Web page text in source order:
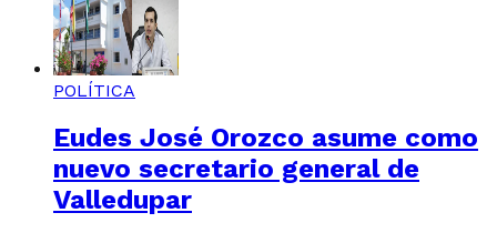
POLÍTICA
Eudes José Orozco asume como
nuevo secretario general de
Valledupar